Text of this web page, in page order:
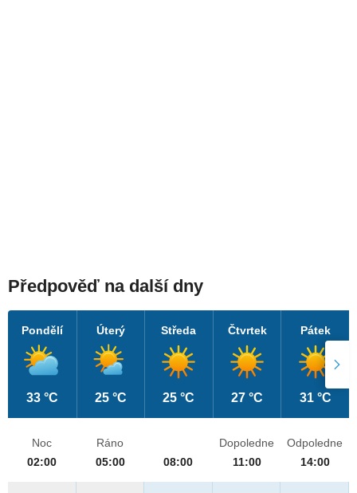
Předpověď na další dny
Pondělí
33 °C
Úterý
25 °C
Středa
25 °C
Čtvrtek
27 °C
Pátek
31 °C
Noc
02:00
Ráno
05:00
08:00
Dopoledne
11:00
Odpoledne
14:00